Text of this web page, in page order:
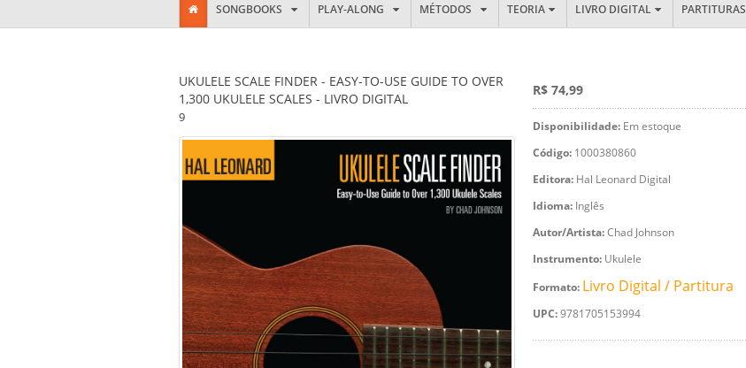
SONGBOOKS PLAY-ALONG MÉTODOS TEORIA LIVRO DIGITAL PARTITURAS
UKULELE SCALE FINDER - EASY-TO-USE GUIDE TO OVER
1,300 UKULELE SCALES - LIVRO DIGITAL
9
R$ 74,99
Disponibilidade: Em estoque
Código: 1000380860
Editora: Hal Leonard Digital
Idioma: Inglês
Autor/Artista:Chad Johnson
Instrumento: Ukulele
Formato: Livro Digital / Partitura
UPC:9781705153994